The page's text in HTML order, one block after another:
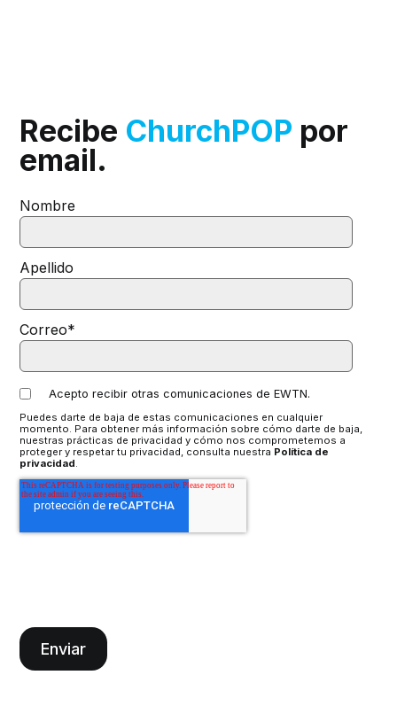
Recibe ChurchPOP por
email.
Nombre
Apellido
Correo*
Acepto recibir otras comunicaciones de EWTN.
Puedes darte de baja de estas comunicaciones en cualquier
momento. Para obtener más información sobre cómo darte de baja,
nuestras prácticas de privacidad y cómo nos comprometemos a
proteger y respetar tu privacidad, consulta nuestra Política de
privacidad.